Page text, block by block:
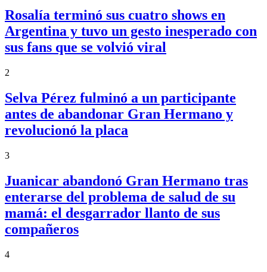
Rosalía terminó sus cuatro shows en
Argentina y tuvo un gesto inesperado con
sus fans que se volvió viral
2
Selva Pérez fulminó a un participante
antes de abandonar Gran Hermano y
revolucionó la placa
3
Juanicar abandonó Gran Hermano tras
enterarse del problema de salud de su
mamá: el desgarrador llanto de sus
compañeros
4